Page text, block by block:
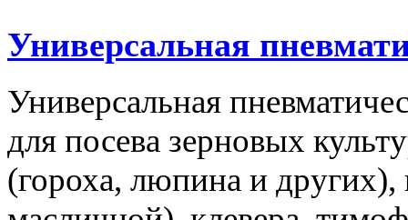
Универсальная
Универсальная
для посева зерновых
(гороха, люпина и других),